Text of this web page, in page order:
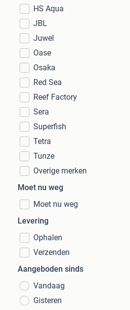
HS Aqua
JBL
Juwel
Oase
Osaka
Red Sea
Reef Factory
Sera
Superfish
Tetra
Tunze
Overige merken
Moet nu weg
Moet nu weg
Levering
Ophalen
Verzenden
Aangeboden sinds
Vandaag
Gisteren